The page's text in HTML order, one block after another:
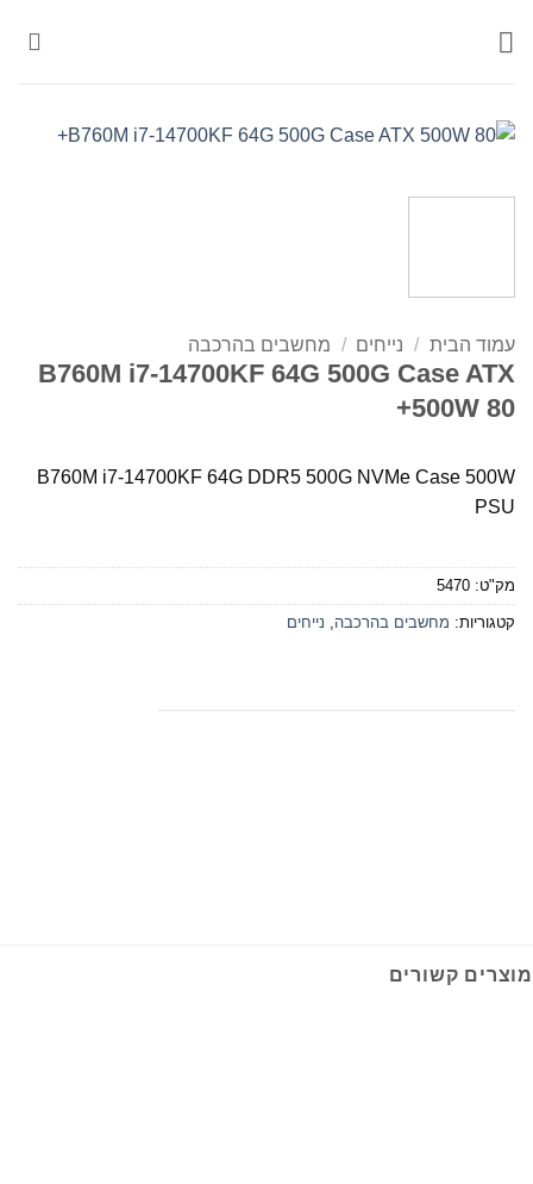
עמוד הבית / נייחים / מחשבים בהרכבה
B760M i7-14700KF 64G 500G Case ATX
500W 80+
B760M i7-14700KF 64G DDR5 500G NVMe Case 500W
PSU
מק"ט: 5470
קטגוריות: מחשבים בהרכבה נייחים
מוצרים קשורים